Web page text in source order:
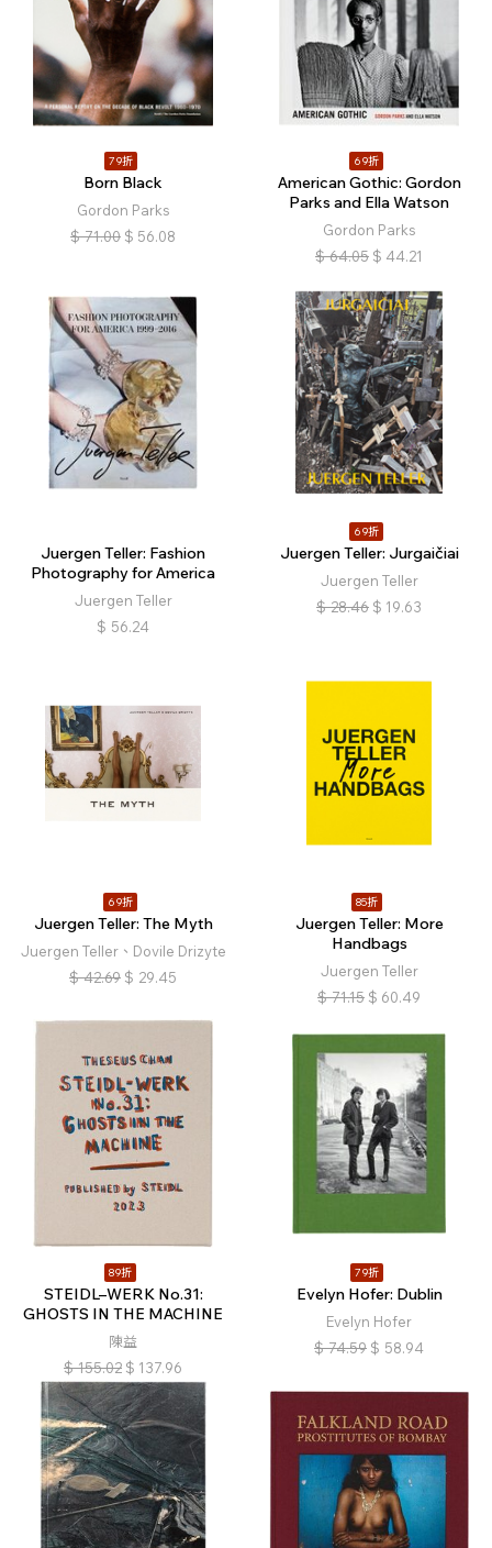
79折
Born Black
Gordon Parks
$ 71.00 $ 56.08
69折
American Gothic: Gordon
Parks and Ella Watson
Gordon Parks
$ 64.05 $ 44.21
Juergen Teller: Fashion
Photography for America
Juergen Teller
$ 56.24
69折
Juergen Teller: Jurgaičiai
Juergen Teller
$ 28.46 $ 19.63
69折
Juergen Teller: The Myth
Juergen Teller、Dovile Drizyte
$ 42.69 $ 29.45
85折
Juergen Teller: More
Handbags
Juergen Teller
$ 71.15 $ 60.49
89折
STEIDL–WERK No.31:
GHOSTS IN THE MACHINE
陳益
$ 155.02 $ 137.96
79折
Evelyn Hofer: Dublin
Evelyn Hofer
$ 74.59 $ 58.94